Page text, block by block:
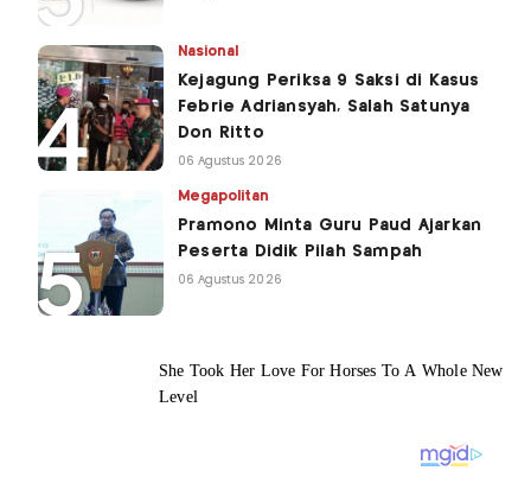
Nasional
Kejagung Periksa 9 Saksi di Kasus
Febrie Adriansyah, Salah Satunya
Don Ritto
06 Agustus 2026
Megapolitan
Pramono Minta Guru Paud Ajarkan
Peserta Didik Pilah Sampah
06 Agustus 2026